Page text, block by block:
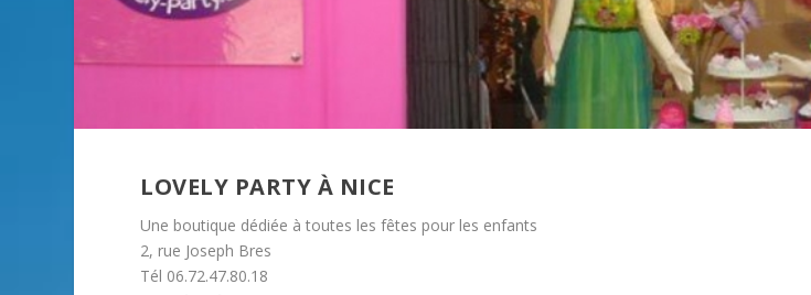
LOVELY PARTY À NICE
Une boutique dédiée à toutes les fêtes pour les enfants
2, rue Joseph Bres
Tél 06.72.47.80.18